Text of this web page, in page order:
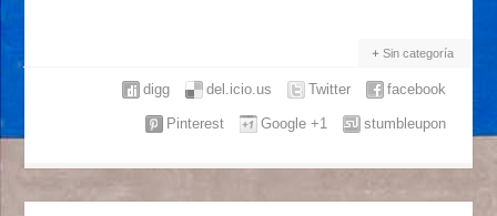
Sin categoría
facebook
Twitter
del.icio.us
digg
stumbleupon
Google +1
Pinterest